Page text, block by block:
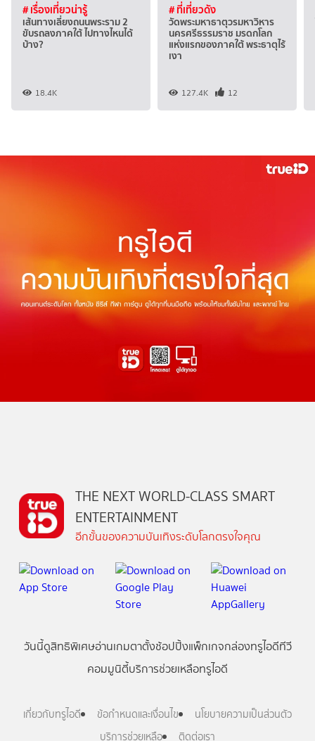
# เรื่องเที่ยวน่ารู้
เส้นทางเลี่ยงถนนพระราม 2
ขับรถลงภาคใต้ ไปทางไหนได้
บ้าง?
18.4K
# ที่เที่ยวดัง
วัดพระมหาธาตุวรมหาวิหาร
นครศรีธรรมราช มรดกโลก
แห่งแรกของภาคใต้ พระธาตุไร้
เงา
127.4K 12
THE NEXT WORLD-CLASS SMART
ENTERTAINMENT
อีกขั้นของความบันเทิงระดับโลกตรงใจคุณ
วันนี้ดูสิทธิพิเศษอ่านเกมตาตั้งช้อปปิ้งแพ็กเกจกล่องทรูไอดีทีวี
คอมมูนิตี้บริการช่วยเหลือทรูไอดี
เกี่ยวกับทรูไอดี ข้อกำหนดและเงื่อนไข
นโยบายความเป็นส่วนตัว
บริการช่วยเหลือ
ติดต่อเรา